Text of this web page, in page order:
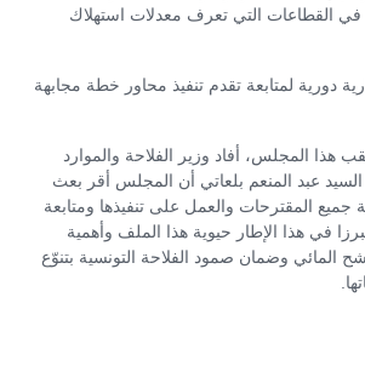
في القطاعات التي تعرف معدلات استهلاك
دورية لمتابعة تقدم تنفيذ محاور خطة مجابهة
المجلس، أفاد وزير الفلاحة والموارد
السيد عبد المنعم بلعاتي أن المجلس أقر بعث
جميع المقترحات والعمل على تنفيذها ومتابعة
في هذا الإطار حيوية هذا الملف وأهمية
المائي وضمان صمود الفلاحة التونسية بتنوّع